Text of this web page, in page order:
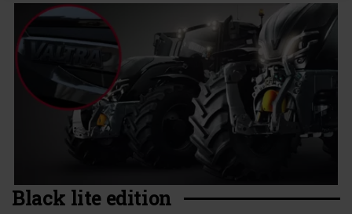
Black lite edition